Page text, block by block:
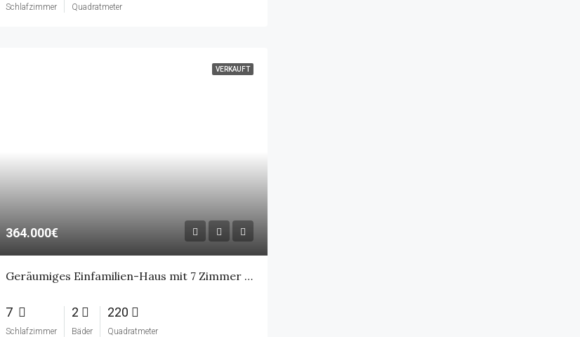
Schlafzimmer Quadratmeter
VERKAUFT
364.000€
Geräumiges Einfamilien-Haus mit 7 Zimmer in Aurich – Egels
7
Schlafzimmer
2
Bäder
220
Quadratmeter